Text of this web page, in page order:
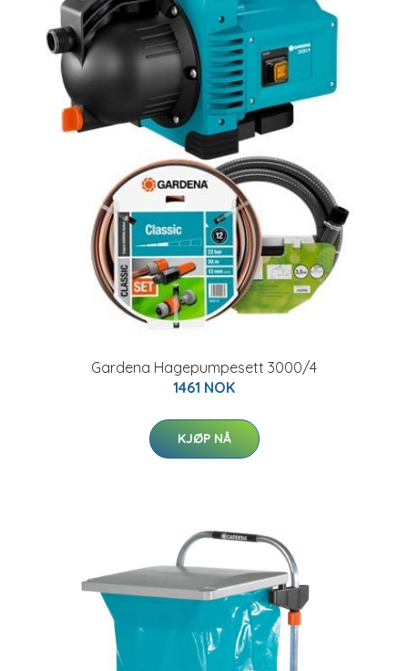
Gardena Hagepumpesett 3000/4
1461 NOK
KJØP NÅ